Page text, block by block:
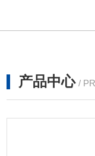
产品中心 /